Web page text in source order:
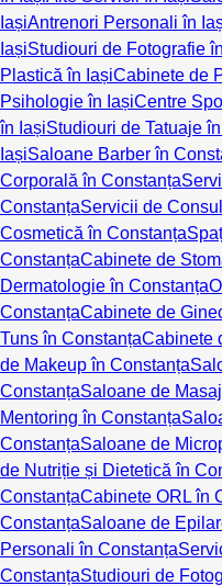
IașiAntrenori Personali în
IașiStudiouri de Fotografie
Plastică în IașiCabinete de
Psihologie în IașiCentre
în IașiStudiouri de Tatuaje
IașiSaloane Barber în
Corporală în Constanța
ConstanțaServicii de
Cosmetică în Constanța
ConstanțaCabinete de
Dermatologie în Constanța
ConstanțaCabinete de
Tuns în ConstanțaCabinete
de Makeup în Constanța
ConstanțaSaloane de
Mentoring în Constanța
ConstanțaSaloane de
de Nutriție și Dietetică în
ConstanțaCabinete ORL în
ConstanțaSaloane de
Personali în Constanța
ConstanțaStudiouri de